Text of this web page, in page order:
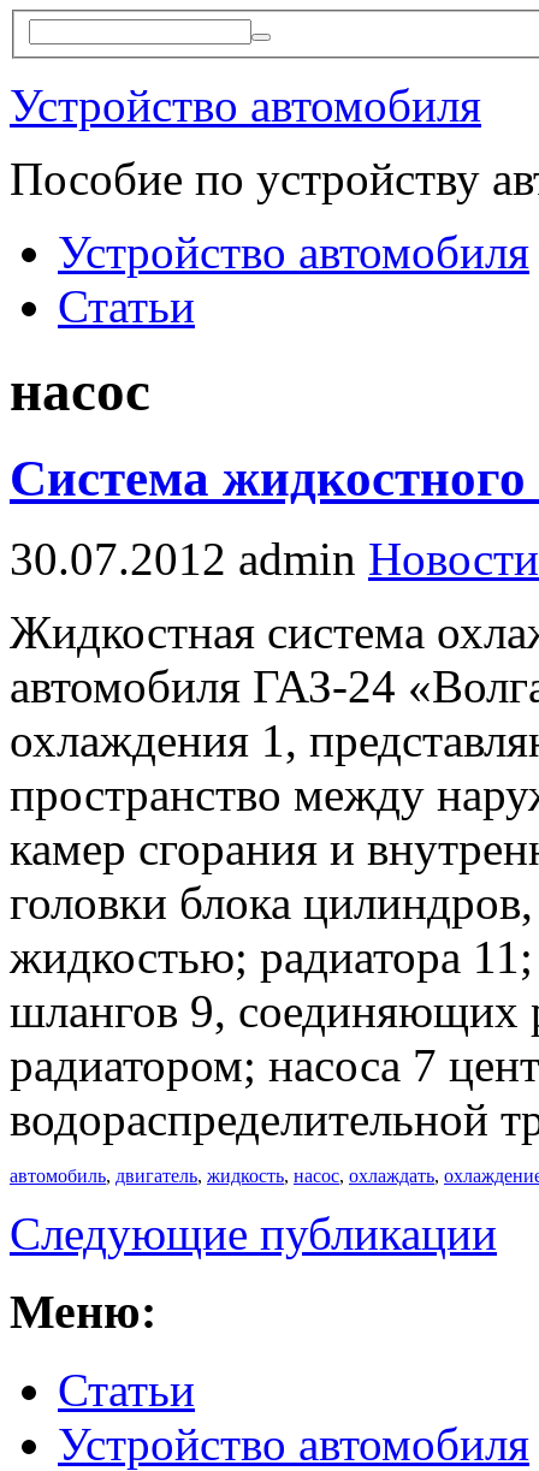
Устройство автомобиля
Пособие по устройству
Устройство автомобиля
Статьи
насос
Система
30.07.2012 admin Новости
Жидкостная система
автомобиля ГАЗ-24
охлаждения 1,
пространство между
камер сгорания и
головки блока
жидкостью; радиатора
шлангов 9, соединяющих
радиатором; насоса 7
автомобиль, двигатель, жидкость, насос, охлаждать,
Следующие публикации
Меню:
Статьи
Устройство автомобиля